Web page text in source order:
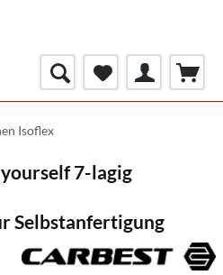
Isoflex
7-lagig
Selbstanfertigung